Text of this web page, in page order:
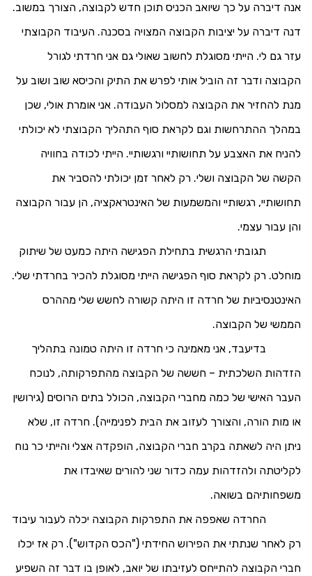
אנה דיברה על כך שיואב הכניס תוכן חדש לקבוצה, הצורך במשוב.
דנה דיברה על יציבות הקבוצה המצויה בסכנה. העיבוד הקבוצתי
עזר גם לי. הייתי מסוגלת לחשוב שאולי גם אני חרדתי לגורל
הקבוצה ודבר זה הוביל אותי לפרש את התיק והכיסא שוב ושוב על
מנת להחזיר את הקבוצה למסלול העבודה. אני אומרת אולי, שכן
במהלך ההתרחשות וגם לקראת סוף התהליך הקבוצתי לא יכולתי
להניח את האצבע על תחושותיי ורגשותיי. הייתי לכודה בחוויה
הקשה של הקבוצה ושלי. רק לאחר זמן יכולתי להסביר את
תחושותיי, רגשותיי והמשמעות של האינטראקציה, הן עבור הקבוצה
והן עבור עצמי.
תגובתי הרגשית בתחילת הפגישה היתה כמעט של שיתוק
מוחלט. רק לקראת סוף הפגישה הייתי מסוגלת להכיר בחרדתי שלי.
האינטנסיביות של חרדה זו היתה קשורה לחשש שלי מההרס
הממשי של הקבוצה.
בדיעבד, אני מאמינה כי חרדה זו היתה טמונה בתהליך
הזדהות השלכתית – חששה של הקבוצה מהתפרקותה, לנוכח
העבר האישי של כמה מחברי הקבוצה, הכולל בתים הרוסים (גירושין
או מות הורה, והצורך לעזוב את הבית לפנימייה). חרדה זו, שלא
ניתן היה לשאתה בקרב חברי הקבוצה, הופקדה אצלי והייתי כר נוח
לקליטתה ולהזדהות עמה כדור שני להורים שאיבדו את
משפחותיהם בשואה.
החרדה שאפפה את התפרקות הקבוצה יכלה לעבור עיבוד
רק לאחר שנתתי את הפירוש החידתי ("הכס הקדוש"). רק אז יכלו
חברי הקבוצה להתייחס לעזיבתו של יואב, לאופן בו דבר זה השפיע